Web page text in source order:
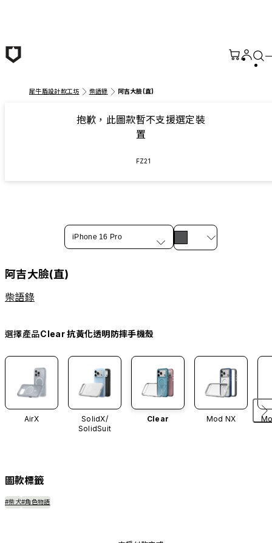
犀牛盾設計款工坊 柴語錄 阿吉大臉(直)
抱歉，此圖款暫不支援選定裝
置
FZ21
iPhone 16 Pro
阿吉大臉(直)
柴語錄
選擇產品Clear 抗黃化透明防摔手機殼
AirX
SolidX/
SolidSuit
Clear Mod NX
圖款標籤
#柴犬#角色物語